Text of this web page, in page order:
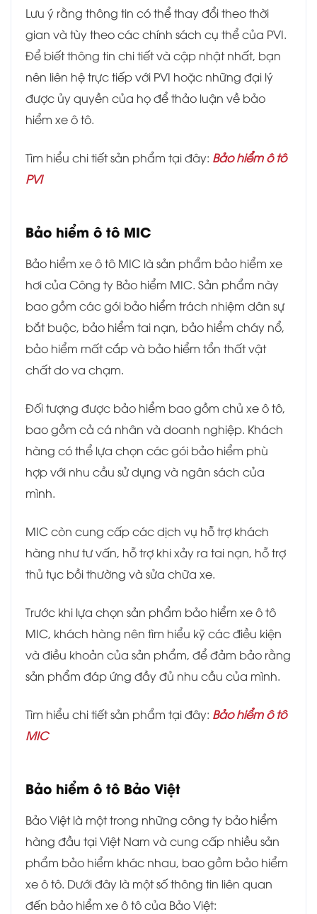
Lưu ý rằng thông tin có thể thay đổi theo thời
gian và tùy theo các chính sách cụ thể của PVI.
Để biết thông tin chi tiết và cập nhật nhất, bạn
nên liên hệ trực tiếp với PVI hoặc những đại lý
được ủy quyền của họ để thảo luận về bảo
hiểm xe ô tô.
Tìm hiểu chi tiết sản phẩm tại đây: Bảo hiểm ô tô
PVI
Bảo hiểm ô tô MIC
Bảo hiểm xe ô tô MIC là sản phẩm bảo hiểm xe
hơi của Công ty Bảo hiểm MIC. Sản phẩm này
bao gồm các gói bảo hiểm trách nhiệm dân sự
bắt buộc, bảo hiểm tai nạn, bảo hiểm cháy nổ,
bảo hiểm mất cắp và bảo hiểm tổn thất vật
chất do va chạm.
Đối tượng được bảo hiểm bao gồm chủ xe ô tô,
bao gồm cả cá nhân và doanh nghiệp. Khách
hàng có thể lựa chọn các gói bảo hiểm phù
hợp với nhu cầu sử dụng và ngân sách của
mình.
MIC còn cung cấp các dịch vụ hỗ trợ khách
hàng như tư vấn, hỗ trợ khi xảy ra tai nạn, hỗ trợ
thủ tục bồi thường và sửa chữa xe.
Trước khi lựa chọn sản phẩm bảo hiểm xe ô tô
MIC, khách hàng nên tìm hiểu kỹ các điều kiện
và điều khoản của sản phẩm, để đảm bảo rằng
sản phẩm đáp ứng đầy đủ nhu cầu của mình.
Tìm hiểu chi tiết sản phẩm tại đây: Bảo hiểm ô tô
MIC
Bảo hiểm ô tô Bảo Việt
Bảo Việt là một trong những công ty bảo hiểm
hàng đầu tại Việt Nam và cung cấp nhiều sản
phẩm bảo hiểm khác nhau, bao gồm bảo hiểm
xe ô tô. Dưới đây là một số thông tin liên quan
đến bảo hiểm xe ô tô của Bảo Việt: